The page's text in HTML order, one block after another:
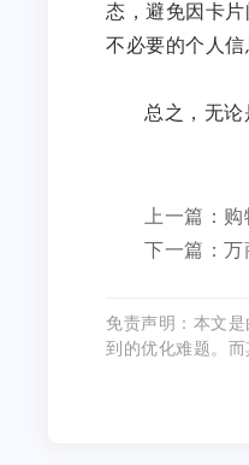
态，避免因卡
不必要的个人信
总之，无
上一篇：
下一篇：万
免责声明：本文
到的优化难题。